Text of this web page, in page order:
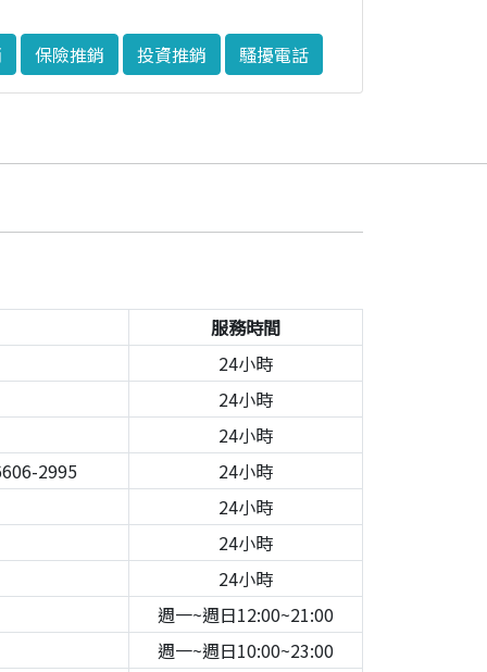
保險推銷 投資推銷 騷擾電話
服務時間
24小時
24小時
24小時
2995
24小時
24小時
24小時
24小時
週一~週日12:00~21:00
週一~週日10:00~23:00